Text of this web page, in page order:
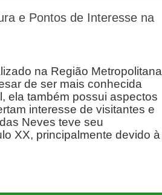
e Pontos de Interesse na
na Região Metropolitana
de ser mais conhecida
ela também possui aspectos
interesse de visitantes e
Neves teve seu
XX, principalmente devido à